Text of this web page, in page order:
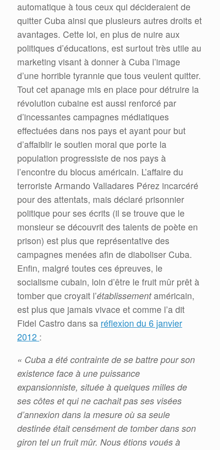
automatique à tous ceux qui décideraient de
quitter Cuba ainsi que plusieurs autres droits et
avantages. Cette loi, en plus de nuire aux
politiques d’éducations, est surtout très utile au
marketing visant à donner à Cuba l’image
d’une horrible tyrannie que tous veulent quitter.
Tout cet apanage mis en place pour détruire la
révolution cubaine est aussi renforcé par
d’incessantes campagnes médiatiques
effectuées dans nos pays et ayant pour but
d’affaiblir le soutien moral que porte la
population progressiste de nos pays à
l’encontre du blocus américain. L’affaire du
terroriste Armando Valladares Pérez incarcéré
pour des attentats, mais déclaré prisonnier
politique pour ses écrits (il se trouve que le
monsieur se découvrit des talents de poète en
prison) est plus que représentative des
campagnes menées afin de diaboliser Cuba.
Enfin, malgré toutes ces épreuves, le
socialisme cubain, loin d’être le fruit mûr prêt à
tomber que croyait l’établissementaméricain,
est plus que jamais vivace et comme l’a dit
Fidel Castro dans sa réflexion du 6 janvier
2012 :
« Cuba a été contrainte de se battre pour son
existence face à une puissance
expansionniste, située à quelques milles de
ses côtes et qui ne cachait pas ses visées
d’annexion dans la mesure où sa seule
destinée était censément de tomber dans son
giron tel un fruit mûr. Nous étions voués à